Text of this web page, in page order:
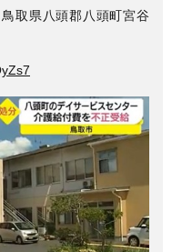
取県八頭郡八頭町宮谷